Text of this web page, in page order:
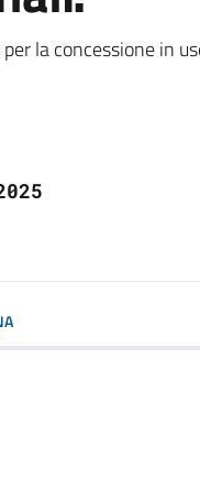
della
la concessione in